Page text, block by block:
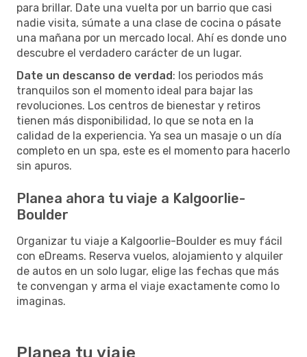
para brillar. Date una vuelta por un barrio que casi
nadie visita, súmate a una clase de cocina o pásate
una mañana por un mercado local. Ahí es donde uno
descubre el verdadero carácter de un lugar.
Date un descanso de verdad: los periodos más
tranquilos son el momento ideal para bajar las
revoluciones. Los centros de bienestar y retiros
tienen más disponibilidad, lo que se nota en la
calidad de la experiencia. Ya sea un masaje o un día
completo en un spa, este es el momento para hacerlo
sin apuros.
Planea ahora tu viaje a Kalgoorlie-
Boulder
Organizar tu viaje a Kalgoorlie-Boulder es muy fácil
con eDreams. Reserva vuelos, alojamiento y alquiler
de autos en un solo lugar, elige las fechas que más
te convengan y arma el viaje exactamente como lo
imaginas.
Planea tu viaje